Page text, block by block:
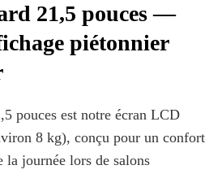
21,5 pouces —
piétonnier
pouces est notre écran LCD
8 kg), conçu pour un confort
journée lors de salons